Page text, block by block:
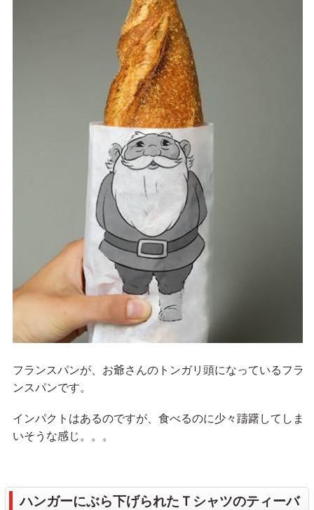
フランスパンが、お爺さんのトンガリ頭になっているフラ
ンスパンです。
インパクトはあるのですが、食べるのに少々躊躇してしま
いそうな感じ。。。
ハンガーにぶら下げられたＴシャツのティーバ